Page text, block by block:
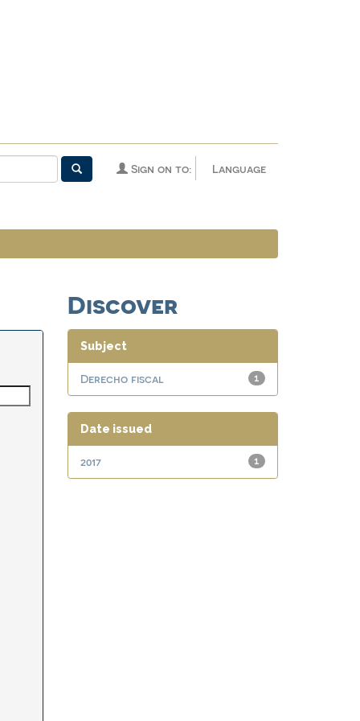
Language
Sign on to:
Discover
Subject
1
Derecho fiscal
Date issued
1
2017